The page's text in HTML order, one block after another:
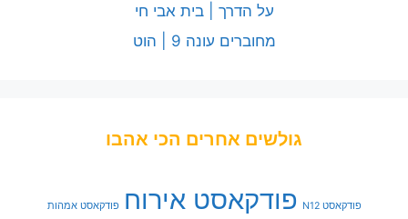
על הדרך | בית אבי חי
מחוברים עונה 9 | הוט
גולשים אחרים הכי אהבו
פודקאסט N12 פודקאסט אירוח פודקאסט אמהות